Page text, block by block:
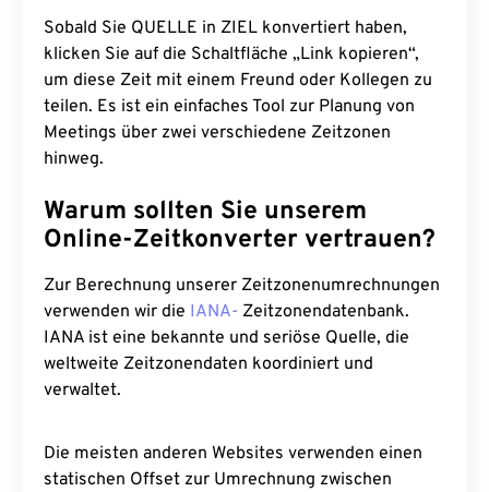
Sobald Sie QUELLE in ZIEL konvertiert haben,
klicken Sie auf die Schaltfläche „Link kopieren“,
um diese Zeit mit einem Freund oder Kollegen zu
teilen. Es ist ein einfaches Tool zur Planung von
Meetings über zwei verschiedene Zeitzonen
hinweg.
Warum sollten Sie unserem
Online-Zeitkonverter vertrauen?
Zur Berechnung unserer Zeitzonenumrechnungen
verwenden wir die IANA- Zeitzonendatenbank.
IANA ist eine bekannte und seriöse Quelle, die
weltweite Zeitzonendaten koordiniert und
verwaltet.
Die meisten anderen Websites verwenden einen
statischen Offset zur Umrechnung zwischen